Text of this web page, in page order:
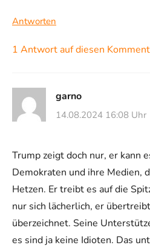
Antworten
1 Antwort auf diesen
garno
14.08.2024 16:08 Uhr
Trump zeigt doch nur, er kann
Demokraten und ihre Medien,
Hetzen. Er treibt es auf die
nur sich lächerlich, er
überzeichnet. Seine
es sind ja keine Idioten. Das